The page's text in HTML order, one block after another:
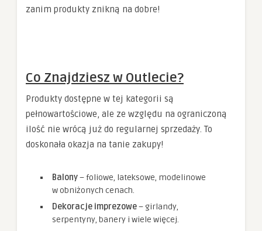
zanim produkty znikną na dobre!
Co Znajdziesz w Outlecie?
Produkty dostępne w tej kategorii są
pełnowartościowe, ale ze względu na ograniczoną
ilość nie wrócą już do regularnej sprzedaży. To
doskonała okazja na tanie zakupy!
Balony– foliowe, lateksowe, modelinowe
w obniżonych cenach.
Dekoracje imprezowe– girlandy,
serpentyny, banery i wiele więcej.